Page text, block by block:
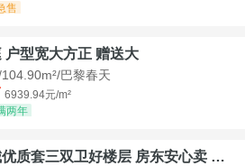
售
户型宽大方正 赠送大
巴黎春天
6939.94元/m²
两年
天慧城优质套三双卫好楼层 房东安心卖 价格好谈